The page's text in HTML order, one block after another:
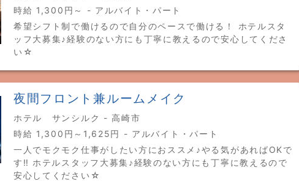
時給 1,300円～ - アルバイト・パート
希望シフト制で働けるので自分のペースで働ける！ ホテルスタ
ッフ大募集♪経験のない方にも丁寧に教えるので安心してくださ
い☆
夜間フロント兼ルームメイク
ホテル サンシルク - 高崎市
時給 1,300円～1,625円 - アルバイト・パート
一人でモクモク仕事がしたい方におススメ♪やる気があればOKで
す‼ ホテルスタッフ大募集♪経験のない方にも丁寧に教えるので
安心してください☆